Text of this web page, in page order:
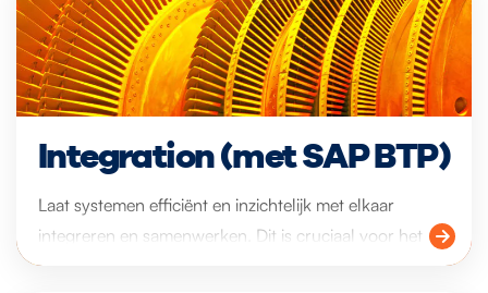
Integration (met SAP BTP)
Laat systemen efficiënt en inzichtelijk met elkaar
integreren en samenwerken. Dit is cruciaal voor het
stroomlijnen van processen en oplossen van